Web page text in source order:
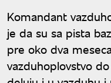
Komandant
je da su sa pista
pre oko dva
vazduhoplovstvo